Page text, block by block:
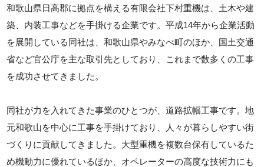
和歌山県日高郡に拠点を構える有限会社下村重機は、土木や建
築、内装工事などを手掛ける企業です。平成14年から企業活動
を展開している同社は、和歌山県やみなべ町のほか、国土交通
省など官公庁を主な取引先としており、これまで数多くの工事
を成功させてきました。
同社が力を入れてきた事業のひとつが、道路拡幅工事です。地
元和歌山を中心に工事を手掛けており、人々が暮らしやすい街
づくりに貢献してきました。大型重機を複数台保有しているた
め機動力に優れているほか、オペレーターの高度な技術力にも